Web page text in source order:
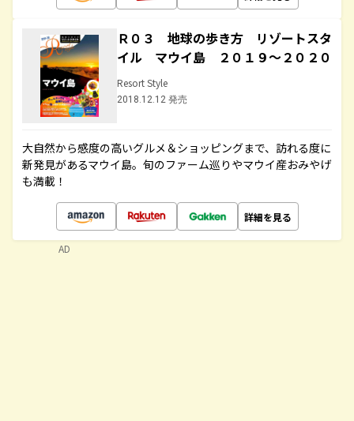
Ｒ０３ 地球の歩き方 リゾートスタ
イル マウイ島 ２０１９～２０２０
Resort Style
2018.12.12 発売
大自然から感度の高いグルメ＆ショッピングまで、訪れる度に
新発見があるマウイ島。旬のファーム巡りやマウイ産おみやげ
も満載！
詳細を見る
AD